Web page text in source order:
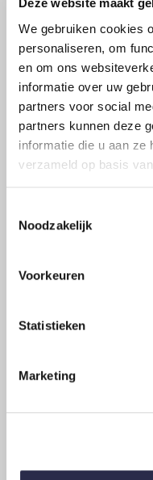
Deze website maakt
We gebruiken cookies
personaliseren, om
en om ons
informatie over uw
partners voor social
partners kunnen deze
informatie die u aan ze
verzameld op basis
Noodzakelijk
Voorkeuren
Statistieken
Marketing
Voornaam
*
Achternaam
*
Telefoonnummer
mailadres
Wens